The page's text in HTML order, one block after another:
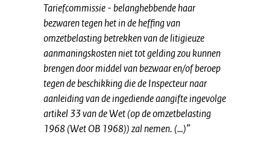
Tariefcommissie - belanghebbende haar
bezwaren tegen het in de heffing van
omzetbelasting betrekken van de litigieuze
aanmaningskosten niet tot gelding zou kunnen
brengen door middel van bezwaar en/of beroep
tegen de beschikking die de Inspecteur naar
aanleiding van de ingediende aangifte ingevolge
artikel 33 van de Wet (op de omzetbelasting
1968 (Wet OB 1968)) zal nemen. (…)”